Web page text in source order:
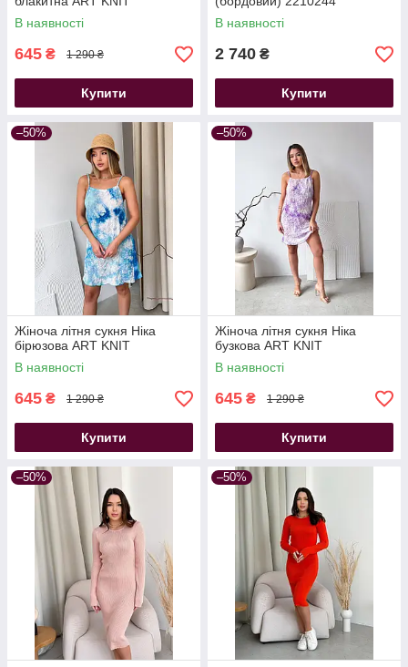
В наявності
645 ₴ 1 290 ₴
Купити
В наявності
2 740 ₴
Купити
–50%
Жіноча літня сукня Ніка
бірюзова ART KNIT
В наявності
645 ₴ 1 290 ₴
Купити
–50%
Жіноча літня сукня Ніка
бузкова ART KNIT
В наявності
645 ₴ 1 290 ₴
Купити
–50% –50%